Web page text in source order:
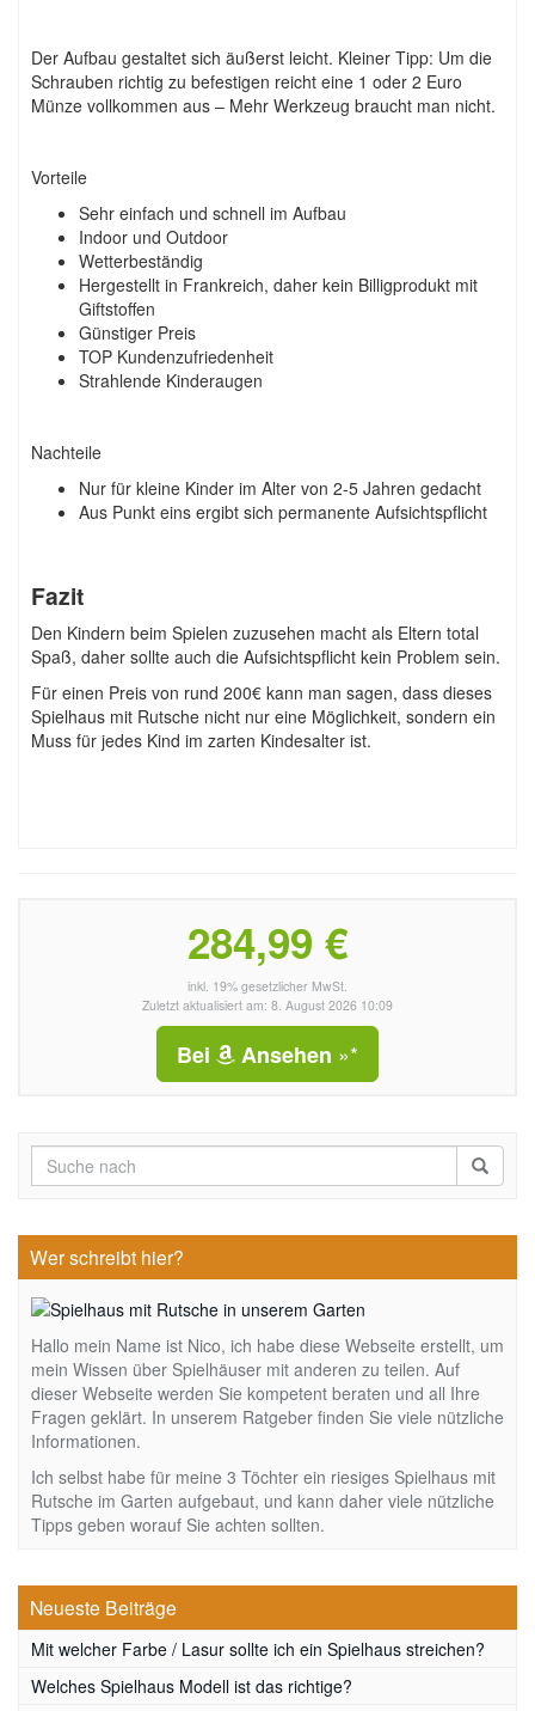
Der Aufbau gestaltet sich äußerst leicht. Kleiner Tipp: Um die
Schrauben richtig zu befestigen reicht eine 1 oder 2 Euro
Münze vollkommen aus – Mehr Werkzeug braucht man nicht.
Vorteile
Sehr einfach und schnell im Aufbau
Indoor und Outdoor
Wetterbeständig
Hergestellt in Frankreich, daher kein Billigprodukt mit
Giftstoffen
Günstiger Preis
TOP Kundenzufriedenheit
Strahlende Kinderaugen
Nachteile
Nur für kleine Kinder im Alter von 2-5 Jahren gedacht
Aus Punkt eins ergibt sich permanente Aufsichtspflicht
Fazit
Den Kindern beim Spielen zuzusehen macht als Eltern total
Spaß, daher sollte auch die Aufsichtspflicht kein Problem sein.
Für einen Preis von rund 200€ kann man sagen, dass dieses
Spielhaus mit Rutsche nicht nur eine Möglichkeit, sondern ein
Muss für jedes Kind im zarten Kindesalter ist.
284,99 €
inkl. 19% gesetzlicher MwSt.
Zuletzt aktualisiert am: 8. August 2026 10:09
Bei Ansehen »*
Wer schreibt hier?
Hallo mein Name ist Nico, ich habe diese Webseite erstellt, um
mein Wissen über Spielhäuser mit anderen zu teilen. Auf
dieser Webseite werden Sie kompetent beraten und all Ihre
Fragen geklärt. In unserem Ratgeber finden Sie viele nützliche
Informationen.
Ich selbst habe für meine 3 Töchter ein riesiges Spielhaus mit
Rutsche im Garten aufgebaut, und kann daher viele nützliche
Tipps geben worauf Sie achten sollten.
Neueste Beiträge
Mit welcher Farbe / Lasur sollte ich ein Spielhaus streichen?
Welches Spielhaus Modell ist das richtige?